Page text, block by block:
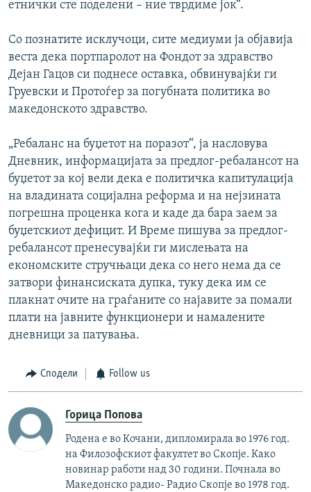
етнички сте поделени – ние тврдиме јок“.
Со познатите исклучоци, сите медиуми ја објавија
веста дека портпаролот на Фондот за здравство
Дејан Гацов си поднесе оставка, обвинувајќи ги
Груевски и Протоѓер за погубната политика во
македонското здравство.
„Ребаланс на буџетот на поразот“, ја насловува
Дневник, информацијата за предлог-ребалансот на
буџетот за кој вели дека е политичка капитулација
на владината социјална реформа и на нејзината
погрешна проценка кога и каде да бара заем за
буџетскиот дефицит. И Време пишува за предлог-
ребалансот пренесувајќи ги мислењата на
економските стручњаци дека со него нема да се
затвори финансиската дупка, туку дека им се
плакнат очите на граѓаните со најавите за помали
плати на јавните функционери и намалените
дневници за патувања.
Сподели Follow us
Горица Попова
Родена е во Кочани, дипломирала во 1976 год.
на Филозофскиот факултет во Скопје. Како
новинар работи над 30 години. Почнала во
Македонско радио- Радио Скопје во 1978 год.